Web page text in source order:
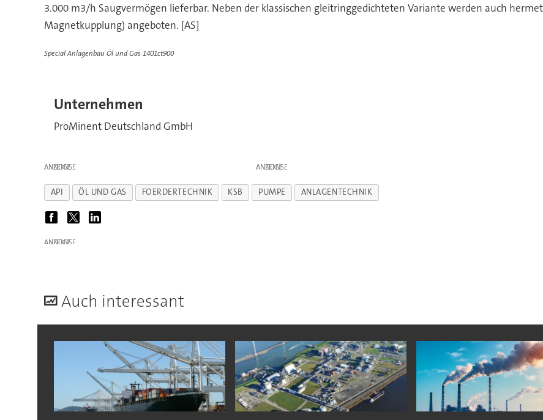
3.000 m3/h Saugvermögen lieferbar. Neben der klassischen gleitringgedichteten Variante werden auch
Magnetkupplung) angeboten. [AS]
Special Anlagenbau Öl und Gas 1401ct900
Unternehmen
ProMinent Deutschland GmbH
ANZEIGE ANZEIGE
API ÖL UND GAS FOERDERTECHNIK KSB PUMPE ANLAGENTECHNIK
ANZEIGE
Auch interessant